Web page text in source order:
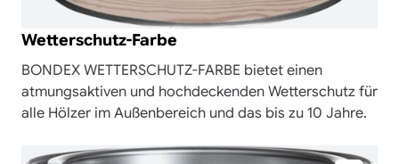
Wetterschutz-Farbe
BONDEX WETTERSCHUTZ-FARBE bietet einen
atmungsaktiven und hochdeckenden Wetterschutz für
alle Hölzer im Außenbereich und das bis zu 10 Jahre.